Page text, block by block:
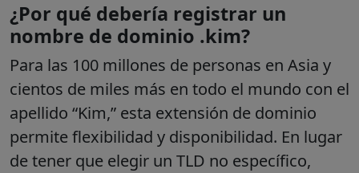
¿Por qué debería registrar un
nombre de dominio .kim?
Para las 100 millones de personas en Asia y
cientos de miles más en todo el mundo con el
apellido “Kim,” esta extensión de dominio
permite flexibilidad y disponibilidad. En lugar
de tener que elegir un TLD no específico,